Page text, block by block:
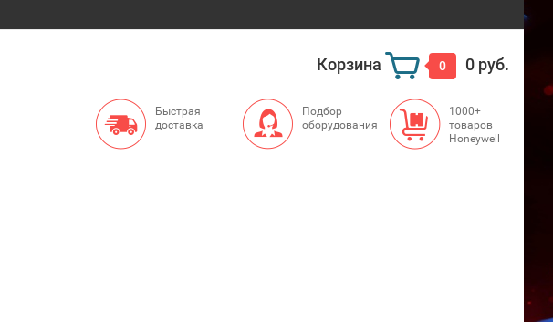
Корзина 0 0 руб.
Быстрая
доставка
Подбор
оборудования
1000+
товаров
Honeywell